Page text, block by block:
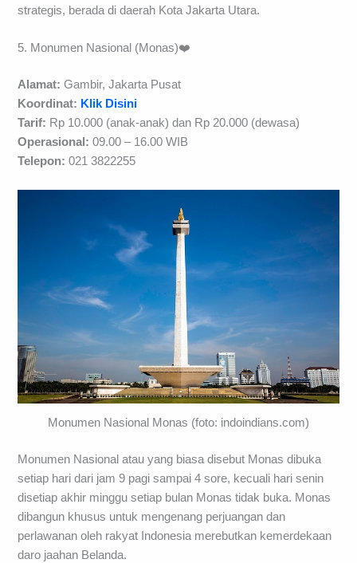
strategis, berada di daerah Kota Jakarta Utara.
5. Monumen Nasional (Monas)❤️
Alamat:Gambir, Jakarta Pusat
Koordinat: Klik Disini
Tarif: Rp 10.000 (anak-anak) dan Rp 20.000 (dewasa)
Operasional:09.00 – 16.00 WIB
Telepon:021 3822255
Monumen Nasional Monas (foto: indoindians.com)
Monumen Nasional atau yang biasa disebut Monas dibuka
setiap hari dari jam 9 pagi sampai 4 sore, kecuali hari senin
disetiap akhir minggu setiap bulan Monas tidak buka. Monas
dibangun khusus untuk mengenang perjuangan dan
perlawanan oleh rakyat Indonesia merebutkan kemerdekaan
daro jaahan Belanda.